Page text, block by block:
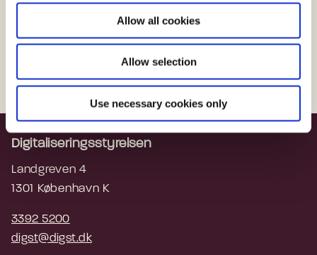
Allow all cookies
Allow selection
Use necessary cookies only
Jeg er indforstået med vilkårene i privatlivspolitikken
Felter med (*) skal udfyldes
Digitaliseringsstyrelsen
Landgreven 4
1301 København K
3392 5200
digst@digst.dk